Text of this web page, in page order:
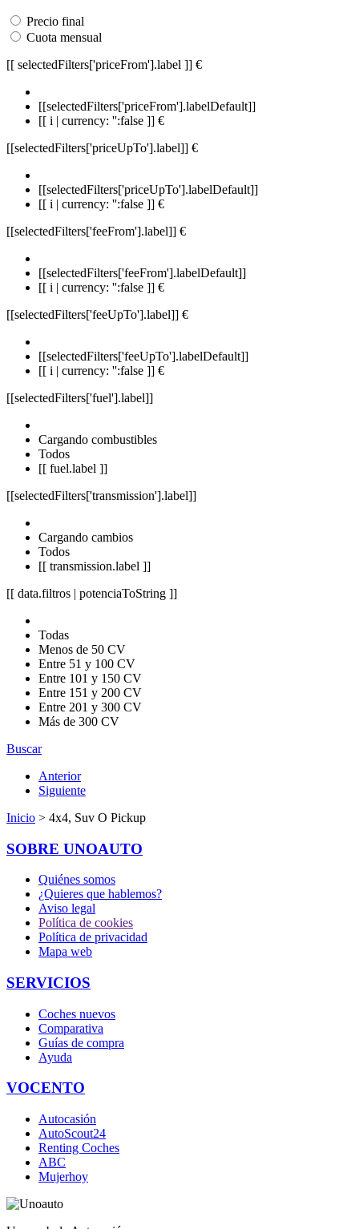
Precio final
Cuota mensual
[[ selectedFilters['priceFrom'].label ]] €
[[selectedFilters['priceFrom'].labelDefault]]
[[ i | currency: '':false ]] €
[[selectedFilters['priceUpTo'].label]] €
[[selectedFilters['priceUpTo'].labelDefault]]
[[ i | currency: '':false ]] €
[[selectedFilters['feeFrom'].label]] €
[[selectedFilters['feeFrom'].labelDefault]]
[[ i | currency: '':false ]] €
[[selectedFilters['feeUpTo'].label]] €
[[selectedFilters['feeUpTo'].labelDefault]]
[[ i | currency: '':false ]] €
[[selectedFilters['fuel'].label]]
Cargando combustibles
Todos
[[ fuel.label ]]
[[selectedFilters['transmission'].label]]
Cargando cambios
Todos
[[ transmission.label ]]
[[ data.filtros | potenciaToString ]]
Todas
Menos de 50 CV
Entre 51 y 100 CV
Entre 101 y 150 CV
Entre 151 y 200 CV
Entre 201 y 300 CV
Más de 300 CV
Buscar
Anterior
Siguiente
Inicio > 4x4, Suv O Pickup
SOBRE UNOAUTO
Quiénes somos
¿Quieres que hablemos?
Aviso legal
Política de cookies
Política de privacidad
Mapa web
SERVICIOS
Coches nuevos
Comparativa
Guías de compra
Ayuda
VOCENTO
Autocasión
AutoScout24
Renting Coches
ABC
Mujerhoy